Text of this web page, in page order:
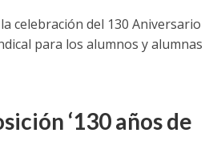
celebración del 130 Aniversario
para los alumnos y alumnas
‘130 años de